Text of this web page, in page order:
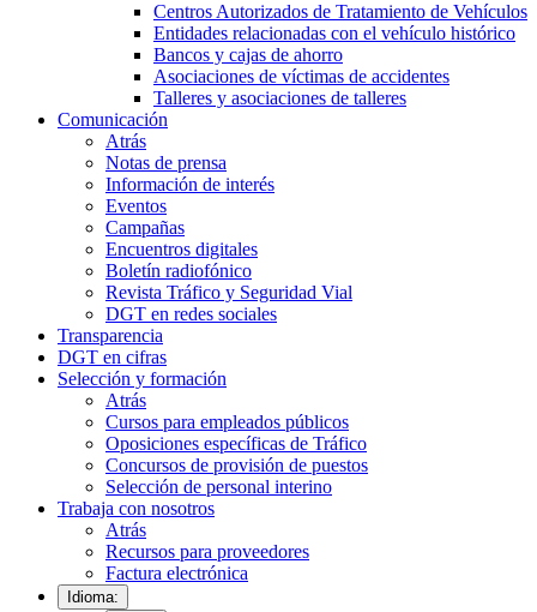
Centros Autorizados de Tratamiento de Vehículos
Entidades relacionadas con el vehículo histórico
Bancos y cajas de ahorro
Asociaciones de víctimas de accidentes
Talleres y asociaciones de talleres
Comunicación
Atrás
Notas de prensa
Información de interés
Eventos
Campañas
Encuentros digitales
Boletín radiofónico
Revista Tráfico y Seguridad Vial
DGT en redes sociales
Transparencia
DGT en cifras
Selección y formación
Atrás
Cursos para empleados públicos
Oposiciones específicas de Tráfico
Concursos de provisión de puestos
Selección de personal interino
Trabaja con nosotros
Atrás
Recursos para proveedores
Factura electrónica
Idioma: